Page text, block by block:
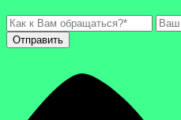
Отправить